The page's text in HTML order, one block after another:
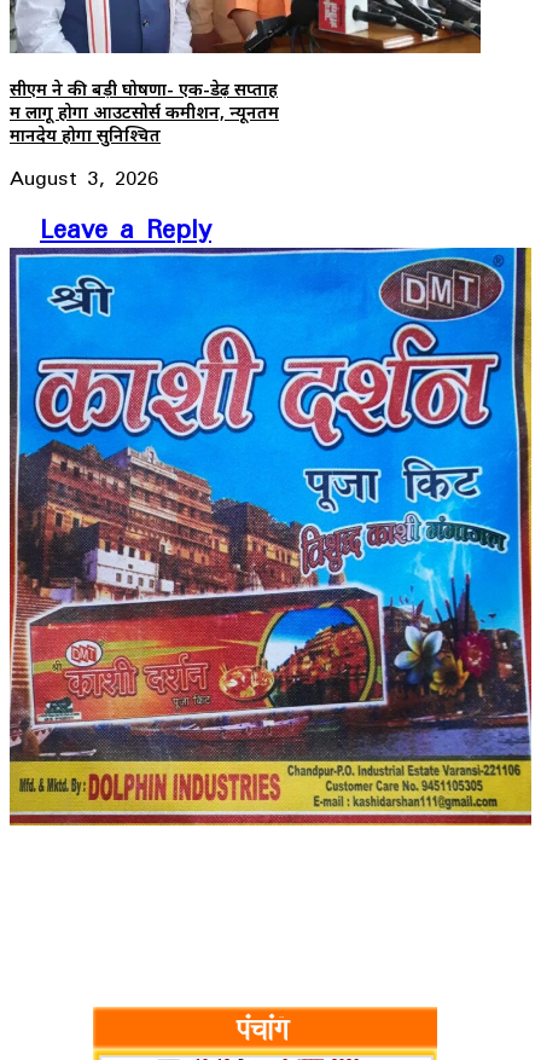
सीएम ने की बड़ी घोषणा- एक-डेढ़ सप्ताह
में लागू होगा आउटसोर्स कमीशन, न्यूनतम
मानदेय होगा सुनिश्चित
August 3, 2026
Leave a Reply